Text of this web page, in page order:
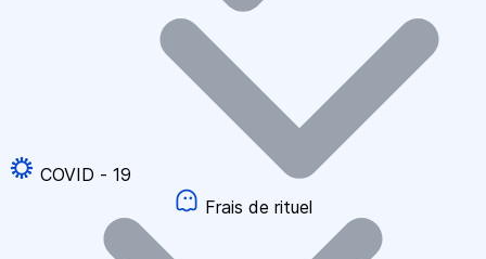
COVID - 19
Frais de rituel